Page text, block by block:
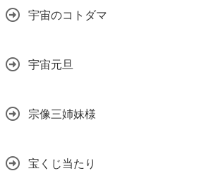
宇宙のコトダマ
宇宙元旦
宗像三姉妹様
宝くじ当たり